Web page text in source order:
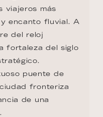
viajeros más
encanto fluvial. A
del reloj
fortaleza del siglo
puente de
fronteriza
de una